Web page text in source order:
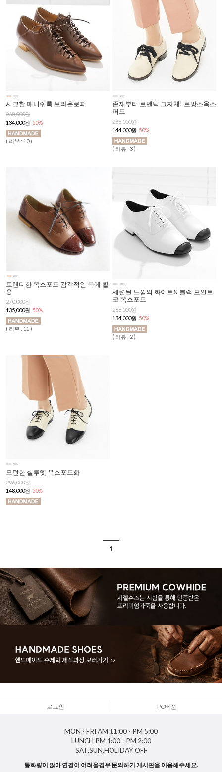
시크한 매니쉬룩 브라운로퍼
268,000원
134,000원 50%
( 리뷰 : 10 )
존재부터 로멘틱 그자체! 로망스옥스
퍼드
288,000원
144,000원 50%
( 리뷰 : 3 )
트랜디한 옥스포드 감각적인 룩에 활
용
270,000원
135,000원 50%
( 리뷰 : 11 )
세련된 느낌의 화이트& 블랙 포인트
코 옥스포드
268,000원
134,000원 50%
( 리뷰 : 2 )
모던한 실루엣 옥스포드화
296,000원
148,000원 50%
1
로그인 PC버젼
MON - FRI AM 11:00 - PM 5:00
LUNCH PM 1:00 - PM 2:00
SAT,SUN,HOLIDAYOFF
통화량이 많아 연결이 어려울경우 문의하기 게시판을 이용해주세요.